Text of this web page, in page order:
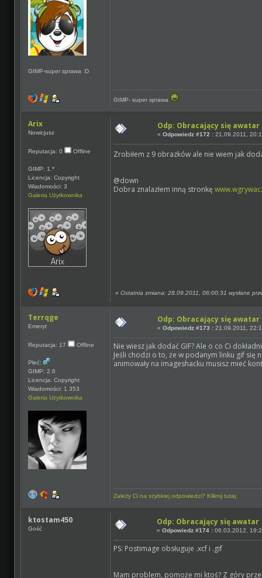
GIMP-super sprawa :D
GIMP- super sprawa
Arix
Nowicjusz
Reputacja: 0 Offline
GIMP: 1.*
Licencja: Copyright
Wiadomości: 3
Galeria Użytkownika
Odp: Obracający się awatar
«Odpowiedz #172 : 21.09.2011,
Zrobiłem z 9 obrazków ale nie wiem jak
@down
Dobra znalazłem inną stronkę
«Ostatnia zmiana: 28.09.2011, 06:00:31 wysłane
Terrqge
Emeryt
Reputacja: 17 Offline
Płeć:
GIMP: 2.6
Licencja: Copyright
Wiadomości: 1 353
Galeria Użytkownika
Odp: Obracający się awatar
«Odpowiedz #173 : 21.09.2011,
Nie wiesz jak dodać GIF? Ale o co Ci
Jeśli chodzi o to, że w podanym linku gif
animowały na imageshacku musisz mieć
Zależy Ci na szybkiej odpowiedzi? Kliknij tutaj.
ktostam450
Gość
Odp: Obracający się awatar
«Odpowiedz #174 : 06.03.2012,
PS: Postimage obsługuje .xcf i .gif
Mam problem, pomoże mi ktoś? Z góry